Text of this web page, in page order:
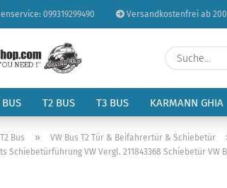
099319299490 Versandkostenfrei ab
T2 BUS T3 BUS KARMANN GHIA
T2 Bus » VW Bus T2 Tür & Beifahrertür & Schiebetür
Schiebetürführung VW Vergl. 211843368 Schiebetür VW